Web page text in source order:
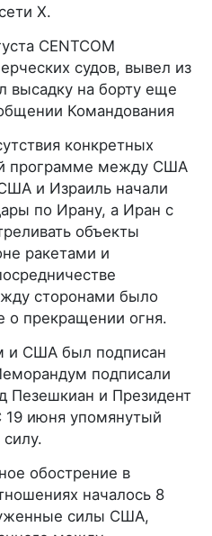
X.
CENTCOM
судов, вывел из
высадку на борту еще
Командования
конкретных
программе между США
и Израиль начали
по Ирану, а Иран с
объекты
ракетами и
сторонами было
о прекращении огня.
и США был подписан
подписали
Пезешкиан и Президент
июня упомянутый
обострение в
началось 8
силы США,